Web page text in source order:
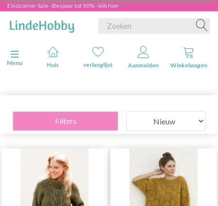
Eindzomer Sale - Bespaar tot 50% - klik hier
Navigatie in-/uitschakelen
Menu
Huis verlanglijst Aanmelden Winkelwagen
Filters